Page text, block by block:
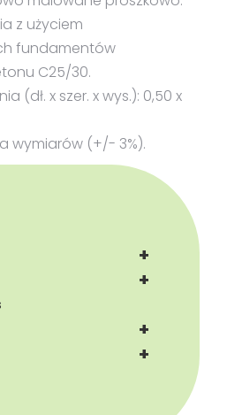
+
+
+
+
z użyciem
fundamentów
C25/30.
(dł. x szer. x wys.): 0,50 x
wymiarów (+/- 3%).